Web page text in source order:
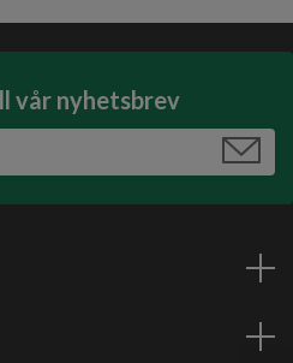
vår nyhetsbrev